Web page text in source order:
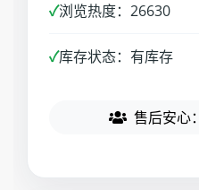
✓浏览热度：26630
✓库存状态：有库存
售后安心